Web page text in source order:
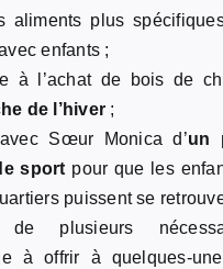
aliments plus
enfants ;
à l’achat de bois de
de l’hiver ;
avec Sœur Monica d’un
sport pour que les
puissent se
de plusieurs
à offrir à quelques-